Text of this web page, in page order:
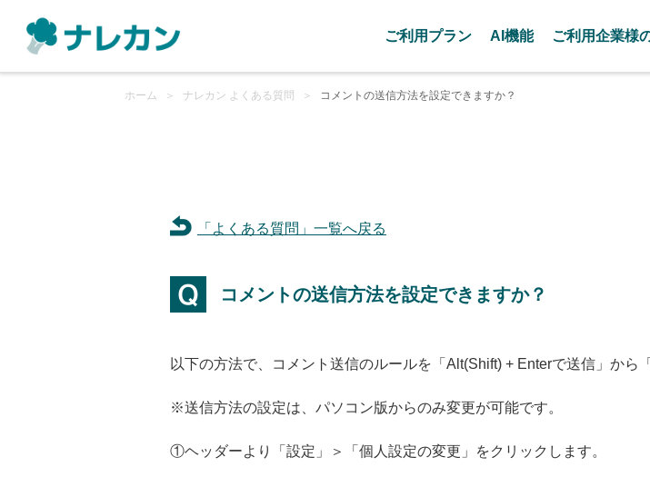
ご利用プラン AI機能 ご利用企業様
ホーム ＞ ナレカン よくある質問 ＞ コメントの送信方法を設定できますか？
「よくある質問」一覧へ戻る
コメントの送信方法を設定できますか？
以下の方法で、コメント送信のルールを「Alt(Shift) + Enterで送信」から
※送信方法の設定は、パソコン版からのみ変更が可能です。
①ヘッダーより「設定」＞「個人設定の変更」をクリックします。